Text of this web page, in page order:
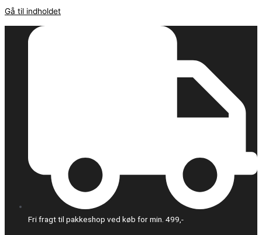
Gå til indholdet
Fri fragt til pakkeshop ved køb for min. 499,-